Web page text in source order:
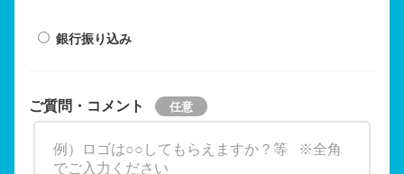
銀行振り込み
ご質問・コメント